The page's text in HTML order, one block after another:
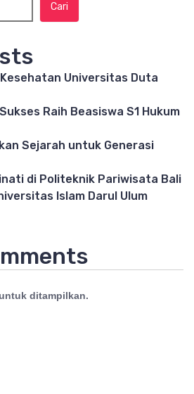
Cari
Universitas Duta
Raih Beasiswa S1 Hukum
Sejarah untuk Generasi
di Politeknik Pariwisata Bali
Islam Darul Ulum
ditampilkan.